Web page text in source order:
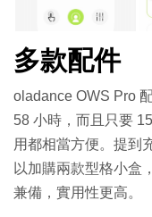
多款配件
oladance OWS Pro
58 小時，而且只要
用都相當方便。提到
以加購兩款型格小盒
兼備，實用性更高。